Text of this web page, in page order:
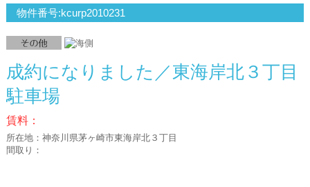
物件番号:kcurp2010231
成約になりました／東海岸北３丁目
駐車場
賃料：
所在地：神奈川県茅ヶ崎市東海岸北３丁目
間取り：